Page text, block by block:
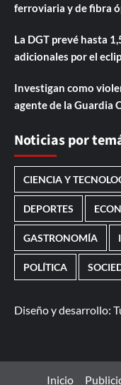
ferroviaria y de fibra
La DGT prevé hasta
adicionales por el
Investigan como
agente de la Guardia
Noticias por
CIENCIA Y
DEPORTES
GASTRONOMÍA
POLÍTICA
Diseño y desarrollo:
Inicio